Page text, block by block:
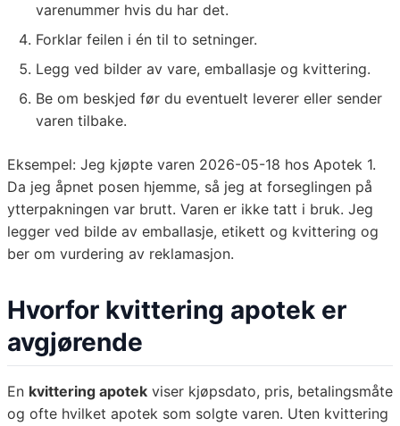
varenummer hvis du har det.
Forklar feilen i én til to setninger.
Legg ved bilder av vare, emballasje og kvittering.
Be om beskjed før du eventuelt leverer eller sender
varen tilbake.
Eksempel: Jeg kjøpte varen 2026-05-18 hos Apotek 1.
Da jeg åpnet posen hjemme, så jeg at forseglingen på
ytterpakningen var brutt. Varen er ikke tatt i bruk. Jeg
legger ved bilde av emballasje, etikett og kvittering og
ber om vurdering av reklamasjon.
Hvorfor kvittering apotek er
avgjørende
En kvittering apotek viser kjøpsdato, pris, betalingsmåte
og ofte hvilket apotek som solgte varen. Uten kvittering